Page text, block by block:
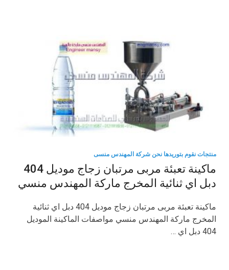
منتجات نقوم بتوريدها نحن شركة المهندس منسى
ماكينة تعبئة مربى مرتبان زجاج موديل 404
دبل اي ثنائية المخرج ماركة المهندس منسي
ماكينة تعبئة مربى مرتبان زجاج موديل 404 دبل اي ثنائية
المخرج ماركة المهندس منسي مواصفات الماكينة الموديل
404 دبل اي …